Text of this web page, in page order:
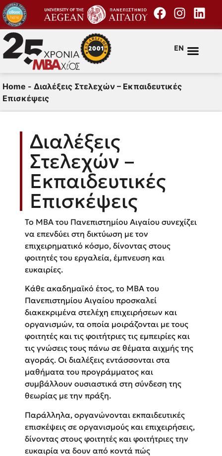
EN
Home - Διαλέξεις Στελεχών – Εκπαιδευτικές
Επισκέψεις
Διαλέξεις
Στελεχών –
Εκπαιδευτικές
Επισκέψεις
Το MBA του Πανεπιστημίου Αιγαίου συνεχίζει
να επενδύει στη δικτύωση με τον
επιχειρηματικό κόσμο, δίνοντας στους
φοιτητές του εργαλεία, έμπνευση και
ευκαιρίες.
Κάθε ακαδημαϊκό έτος, το MBA του
Πανεπιστημίου Αιγαίου προσκαλεί
διακεκριμένα στελέχη επιχειρήσεων και
οργανισμών, τα οποία μοιράζονται με τους
φοιτητές και τις φοιτήτριες τις εμπειρίες και
τις γνώσεις τους πάνω σε θέματα αιχμής της
αγοράς. Οι διαλέξεις εντάσσονται στα
μαθήματα του προγράμματος και
συμβάλλουν ουσιαστικά στη σύνδεση της
θεωρίας με την πράξη.
Παράλληλα, οργανώνονται εκπαιδευτικές
επισκέψεις σε οργανισμούς και επιχειρήσεις,
δίνοντας στους φοιτητές και φοιτήτριες την
ευκαιρία να δουν από κοντά πώς